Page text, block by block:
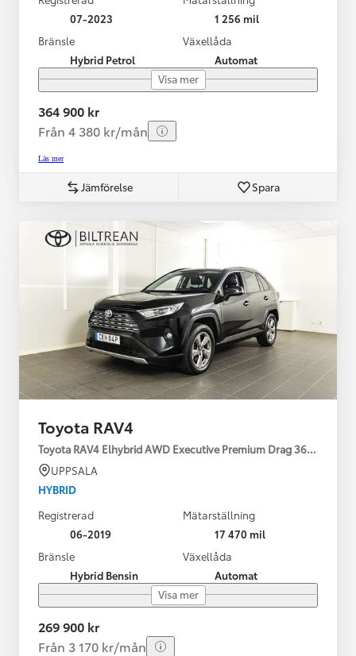
07-2023
1 256 mil
Bränsle
Hybrid Petrol
Växellåda
Automat
Visa mer
364 900 kr
Från 4 380 kr/mån
Läs mer
Jämförelse Spara
Toyota RAV4
Toyota RAV4 Elhybrid AWD Executive Premium Drag 360-kamera
UPPSALA
HYBRID
Registrerad
06-2019
Mätarställning
17 470 mil
Bränsle
Hybrid Bensin
Växellåda
Automat
Visa mer
269 900 kr
Från 3 170 kr/mån